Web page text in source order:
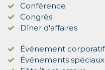
Conférence
Congrès
Dîner d'affaires
Événement corporatif
Événements spéciaux